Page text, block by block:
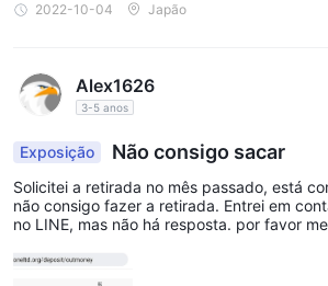
2022-10-04 Japão
Alex1626
3-5 anos
Exposição Não consigo sacar
Solicitei a retirada no mês passado, está
não consigo fazer a retirada. Entrei em
no LINE, mas não há resposta. por favor